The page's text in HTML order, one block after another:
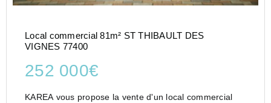
Local commercial 81m² ST THIBAULT DES
VIGNES 77400
252 000€
KAREA vous propose la vente d'un local commercial